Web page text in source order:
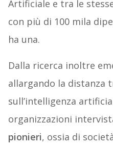
Artificiale e tra le
con più di 100 mila
ha una.
Dalla ricerca inoltre
allargando la distanza
sull’intelligenza
organizzazioni
pionieri, ossia di